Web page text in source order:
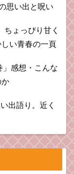
思い出と呪い
ょっぴり甘く
い青春の一頁
」感想・こんな
か
出語り。近く